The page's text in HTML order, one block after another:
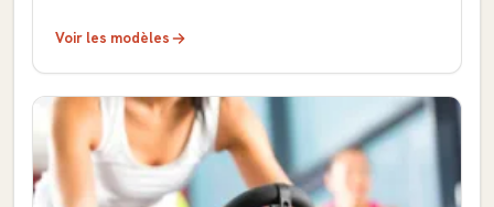
Voir les modèles